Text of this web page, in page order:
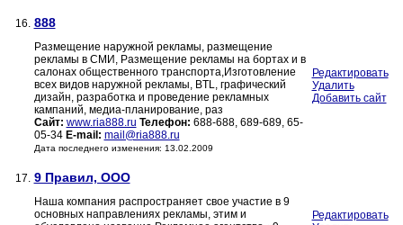
16. 888
Размещение наружной рекламы, размещение
рекламы в СМИ, Размещение рекламы на бортах и в
салонах общественного транспорта,Изготовление
всех видов наружной рекламы, BTL, графический
дизайн, разработка и проведение рекламных
кампаний, медиа-планирование, раз
Сайт: www.ria888.ru Телефон: 688-688, 689-689, 65-
05-34 E-mail: mail@ria888.ru
Дата последнего изменения: 13.02.2009
Редактировать
Удалить
Добавить сайт
17. 9 Правил, ООО
Наша компания распространяет свое участие в 9
основных направлениях рекламы, этим и
Редактировать